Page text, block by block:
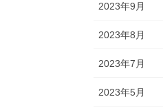
2023年9月
2023年8月
2023年7月
2023年5月